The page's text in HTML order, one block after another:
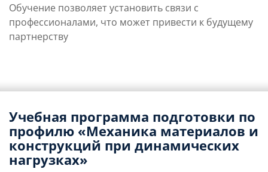
Обучение позволяет установить связи с
профессионалами, что может привести к будущему
партнерству
Учебная программа подготовки по
профилю «Механика материалов и
конструкций при динамических
нагрузках»